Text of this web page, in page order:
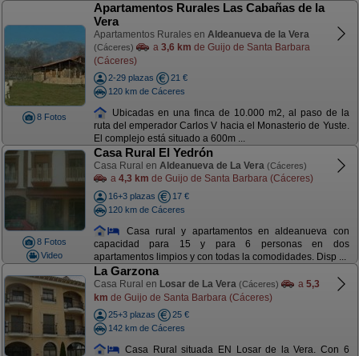
8 Fotos
Apartamentos Rurales Las Cabañas de la
Vera
Apartamentos Rurales en Aldeanueva de la Vera
(Cáceres) a 3,6 km de Guijo de Santa Barbara
(Cáceres)
2-29 plazas
21 €
120 km de Cáceres
Ubicadas en una finca de 10.000 m2, al paso de la
ruta del emperador Carlos V hacia el Monasterio de Yuste.
El complejo está situado a 600m ...
8 Fotos
Video
Casa Rural El Yedrón
Casa Rural en Aldeanueva de La Vera (Cáceres)
a 4,3 km de Guijo de Santa Barbara (Cáceres)
16+3 plazas
17 €
120 km de Cáceres
Casa rural y apartamentos en aldeanueva con
capacidad para 15 y para 6 personas en dos
apartamentos limpios y con todas la comodidades. Disp ...
La Garzona
Casa Rural en Losar de La Vera (Cáceres) a 5,3
km de Guijo de Santa Barbara (Cáceres)
25+3 plazas
25 €
142 km de Cáceres
Casa Rural situada EN Losar de la Vera. Con 6